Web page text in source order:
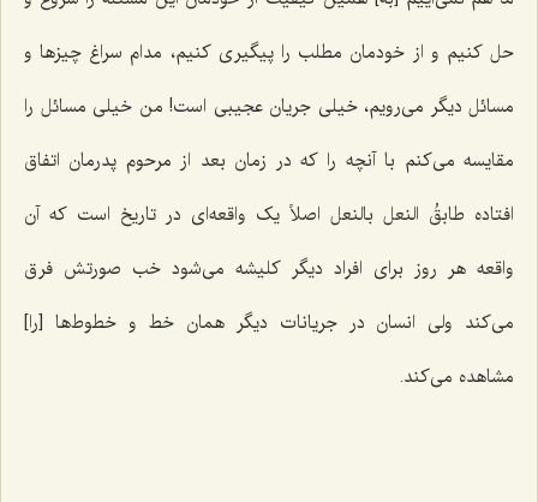
حل کنیم و از خودمان مطلب را پیگیرى کنیم، مدام سراغ چیزها و
مسائل دیگر مى‌رویم، خیلى جریان عجیبى است! من خیلى مسائل را
مقایسه مى‌کنم با آنچه را که در زمان بعد از مرحوم پدرمان اتفاق
افتاده طابقُ النعل بالنعل اصلاً یک واقعه‌اى در تاریخ است که آن
واقعه هر روز براى افراد دیگر کلیشه مى‌شود خب صورتش فرق
مى‌کند ولى انسان در جریانات دیگر همان خط و خطوط‌ها [را]
مشاهده مى‌کند.